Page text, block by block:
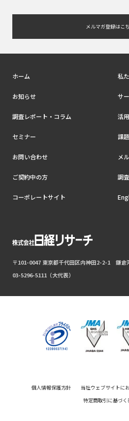
メルマガ登録はこ
ホーム 私
お知らせ サ
調査レポート・コラム 活
セミナー 課
お問い合わせ メ
ご契約中の方 調
コーポレートサイト
〒101-0047 東京都千代田区内神田2-2-1 鎌倉
03-5296-5111（大代表）
個人情報保護方針
当社ウェブサイトに
特定商取引に基づく